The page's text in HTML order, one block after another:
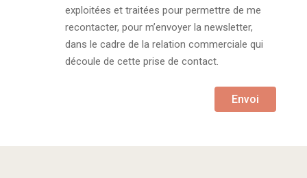
exploitées et traitées pour permettre de me
recontacter, pour m’envoyer la newsletter,
dans le cadre de la relation commerciale qui
découle de cette prise de contact.
Envoi